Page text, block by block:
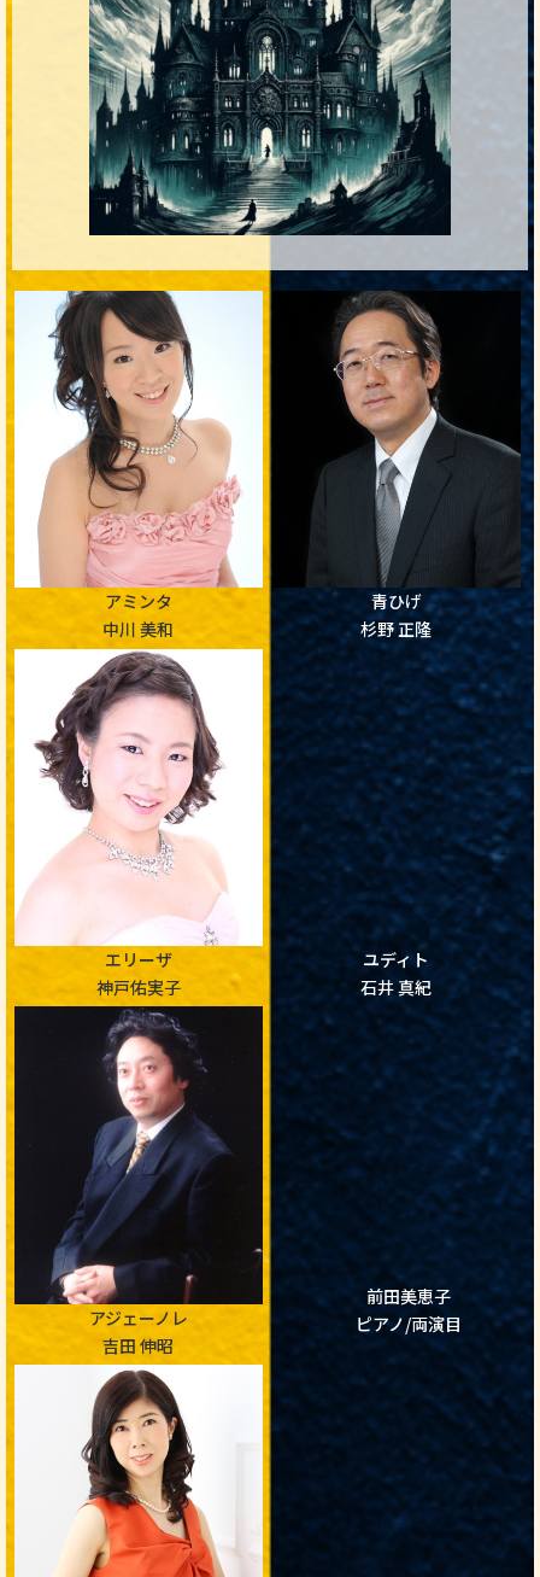
アミンタ
中川 美和
エリーザ
神戸佑実子
アジェーノレ
吉田 伸昭
青ひげ
杉野 正隆
ユディト
石井 真紀
前田美恵子
ピアノ/両演目